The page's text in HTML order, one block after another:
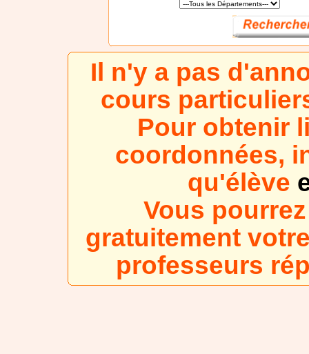
Il n'y a pas
cours
Pour obtenir
coordonnées,
qu'élève
Vous
gratuitement
professeurs